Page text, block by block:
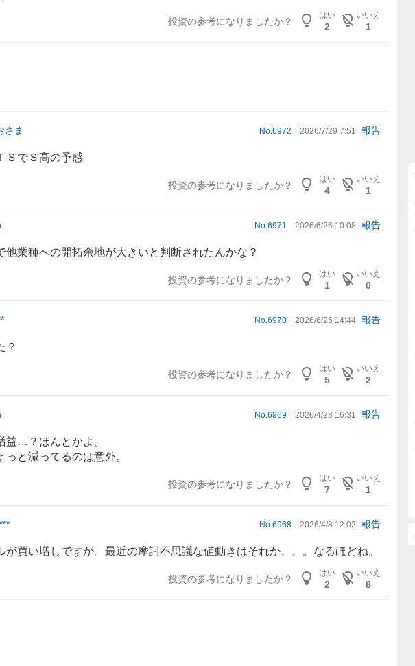
投資の参考になりましたか？
はい
2
いいえ
1
さま No. 6972 2026/7/29 7:51 報告
ＳでＳ高の予感
投資の参考になりましたか？
はい
4
いいえ
1
No. 6971 2026/6/26 10:08 報告
他業種への開拓余地が大きいと判断されたんかな？
投資の参考になりましたか？
はい
1
いいえ
0
No. 6970 2026/6/25 14:44 報告
？
投資の参考になりましたか？
はい
5
いいえ
2
No. 6969 2026/4/28 16:31 報告
益…？ほんとかよ。
っと減ってるのは意外。
投資の参考になりましたか？
はい
7
いいえ
1
No. 6968 2026/4/8 12:02 報告
が買い増しですか。最近の摩訶不思議な値動きはそれか、、。なるほどね。
投資の参考になりましたか？
はい
2
いいえ
8